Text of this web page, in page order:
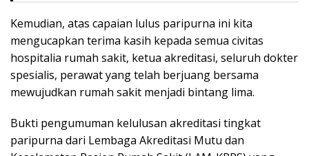
Kemudian, atas capaian lulus paripurna ini kita
mengucapkan terima kasih kepada semua civitas
hospitalia rumah sakit, ketua akreditasi, seluruh dokter
spesialis, perawat yang telah berjuang bersama
mewujudkan rumah sakit menjadi bintang lima.
Bukti pengumuman kelulusan akreditasi tingkat
paripurna dari Lembaga Akreditasi Mutu dan